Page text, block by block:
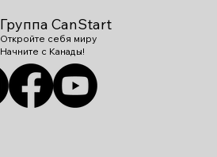
Группа CanStart
Откройте себя миру
Начните с Канады!